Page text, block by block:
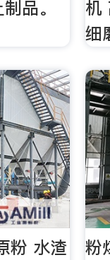
品。
机
细
粉 水渣
粉